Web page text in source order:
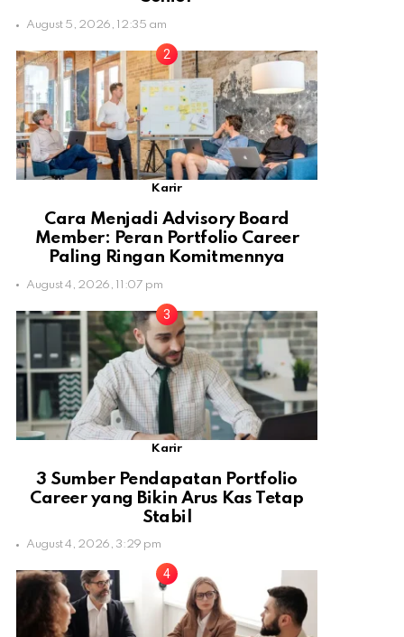
August 5, 2026, 12:35 am
Karir
Cara Menjadi Advisory Board
Member: Peran Portfolio Career
Paling Ringan Komitmennya
August 4, 2026, 11:07 pm
Karir
3 Sumber Pendapatan Portfolio
Career yang Bikin Arus Kas Tetap
Stabil
August 4, 2026, 3:29 pm